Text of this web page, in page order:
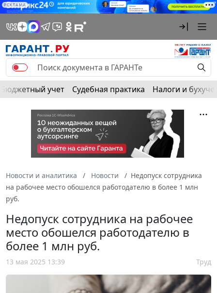
РЕКЛАМА
Бюджетный учет Судебная практика Налоги и
Новости и аналитика Новости
Недопуск сотрудника
на рабочее место обошелся работодателю в более 1 млн
руб.
Недопуск сотрудника на рабочее
место обошелся работодателю в
более 1 млн руб.
13 мая 2025 13:39 Труд